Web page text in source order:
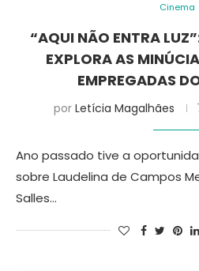
Cinema
“AQUI NÃO ENTRA
EXPLORA AS
EMPREGADAS
por Letícia Magalhães
Ano passado tive a
sobre Laudelina de Campos
Salles…